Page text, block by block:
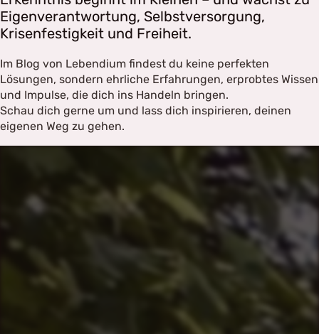
Eigenverantwortung, Selbstversorgung,
Krisenfestigkeit und Freiheit.
Im Blog von Lebendium findest du keine perfekten
Lösungen, sondern ehrliche Erfahrungen, erprobtes Wissen
und Impulse, die dich ins Handeln bringen.
Schau dich gerne um und lass dich inspirieren, deinen
eigenen Weg zu gehen.